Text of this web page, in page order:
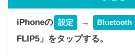
iPhoneの 設定 → Bluetooth
FLIP5」をタップする。